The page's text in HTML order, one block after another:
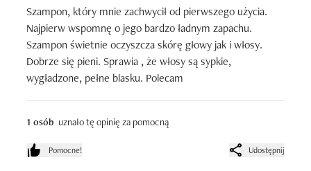
Szampon, który mnie zachwycił od pierwszego użycia.
Najpierw wspomnę o jego bardzo ładnym zapachu.
Szampon świetnie oczyszcza skórę głowy jak i włosy.
Dobrze się pieni. Sprawia , że włosy są sypkie,
wygładzone, pełne blasku. Polecam
1 osób uznało tę opinię za pomocną
Pomocne! Udostępnij